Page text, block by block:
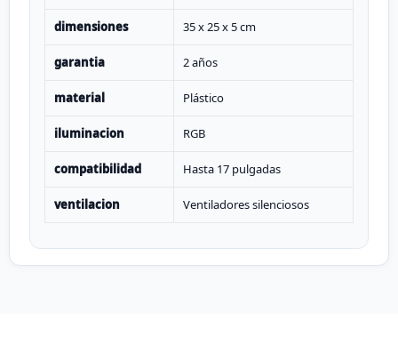
dimensiones 35 x 25 x 5 cm
garantia 2 años
material Plástico
iluminacion RGB
compatibilidad Hasta 17 pulgadas
ventilacion Ventiladores silenciosos